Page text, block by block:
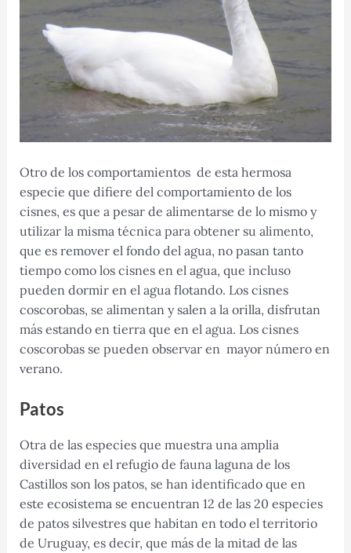
Otro de los comportamientos de esta hermosa
especie que difiere del comportamiento de los
cisnes, es que a pesar de alimentarse de lo mismo y
utilizar la misma técnica para obtener su alimento,
que es remover el fondo del agua, no pasan tanto
tiempo como los cisnes en el agua, que incluso
pueden dormir en el agua flotando. Los cisnes
coscorobas, se alimentan y salen a la orilla, disfrutan
más estando en tierra que en el agua. Los cisnes
coscorobas se pueden observar en mayor número en
verano.
Patos
Otra de las especies que muestra una amplia
diversidad en el refugio de fauna laguna de los
Castillos son los patos, se han identificado que en
este ecosistema se encuentran 12 de las 20 especies
de patos silvestres que habitan en todo el territorio
de Uruguay, es decir, que más de la mitad de las